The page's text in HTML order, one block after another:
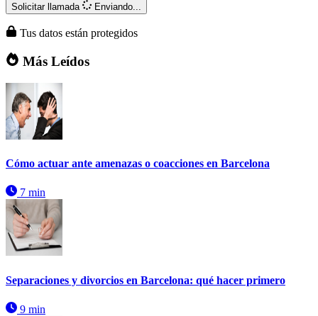
Solicitar llamada Enviando...
Tus datos están protegidos
Más Leídos
Cómo actuar ante amenazas o coacciones en Barcelona
7 min
Separaciones y divorcios en Barcelona: qué hacer primero
9 min